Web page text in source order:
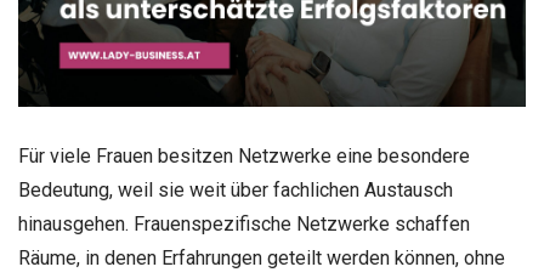
Für viele Frauen besitzen Netzwerke eine besondere
Bedeutung, weil sie weit über fachlichen Austausch
hinausgehen. Frauenspezifische Netzwerke schaffen
Räume, in denen Erfahrungen geteilt werden können, ohne